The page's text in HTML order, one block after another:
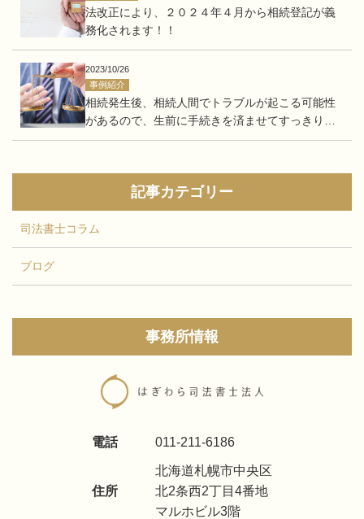
法改正により、２０２４年４月から相続登記が義
務化されます！！
2023/10/26
事例紹介
相続発生後、相続人間でトラブルが起こる可能性
があるので、生前に手続きを済ませてすっきりし
たい。
記事カテゴリー
司法書士コラム
ブログ
事務所情報
電話 011-211-6186
住所
北海道札幌市中央区
北2条西2丁目4番地
マルホビル3階